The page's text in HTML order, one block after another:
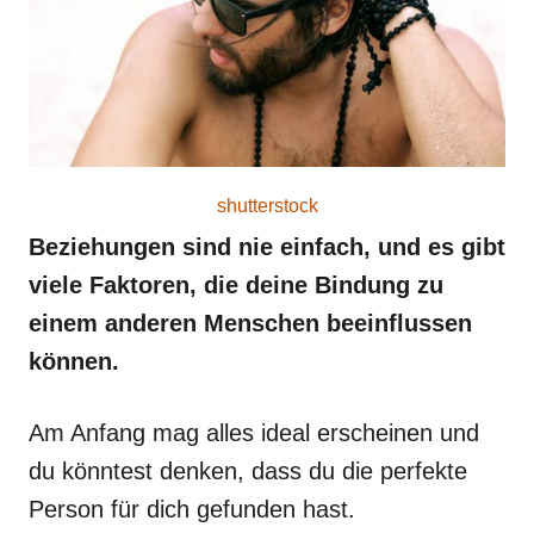
shutterstock
Beziehungen sind nie einfach, und es gibt
viele Faktoren, die deine Bindung zu
einem anderen Menschen beeinflussen
können.
Am Anfang mag alles ideal erscheinen und
du könntest denken, dass du die perfekte
Person für dich gefunden hast.